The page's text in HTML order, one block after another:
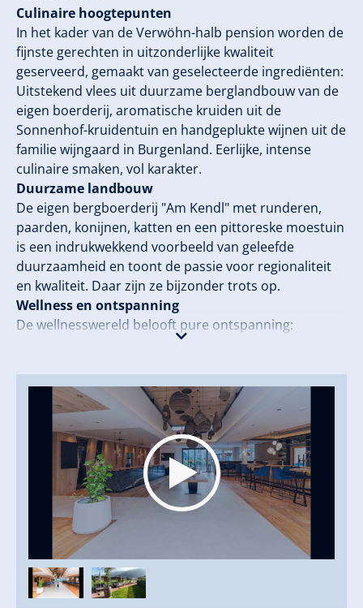
Culinaire hoogtepunten
In het kader van de Verwöhn-halb pension worden de
fijnste gerechten in uitzonderlijke kwaliteit
geserveerd, gemaakt van geselecteerde ingrediënten:
Uitstekend vlees uit duurzame berglandbouw van de
eigen boerderij, aromatische kruiden uit de
Sonnenhof-kruidentuin en handgeplukte wijnen uit de
familie wijngaard in Burgenland. Eerlijke, intense
culinaire smaken, vol karakter.
Duurzame landbouw
De eigen bergboerderij "Am Kendl" met runderen,
paarden, konijnen, katten en een pittoreske moestuin
is een indrukwekkend voorbeeld van geleefde
duurzaamheid en toont de passie voor regionaliteit
en kwaliteit. Daar zijn ze bijzonder trots op.
Wellness en ontspanning
De wellnesswereld belooft pure ontspanning:
Zwembaden en saunalandschappen, rustruimtes,
massagebehandelingen zorgen voor balans voor
lichaam, geest en ziel en brengen algehele
verkwikking.
Familieparadijs
Kinderen zijn meer dan welkom: Met zomerse
kinderopvang, buitenactiviteiten, Ninja-Warrior-park,
avontuurlijke speeltuin, kinderzwembad,
kinderboerderij, tienergebied met biljart en
trampoline biedt de Sonnenhof alles voor blije
kinderen en ontspannen ouders. Voor echte
familietijd met meerwaarde.
Actief in het Zillertal